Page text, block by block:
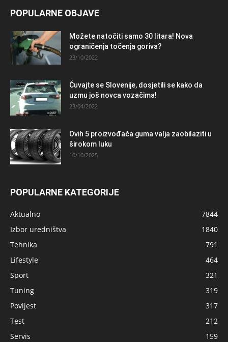
POPULARNE OBJAVE
Možete natočiti samo 30 litara! Nova
ograničenja točenja goriva?
23/10/2022
Čuvajte se Slovenije, dosjetili se kako da
uzmu još novca vozačima!
23/04/2022
Ovih 5 proizvođača guma valja zaobilaziti u
širokom luku
10/10/2025
POPULARNE KATEGORIJE
Aktualno
7844
Izbor uredništva
1840
Tehnika
791
Lifestyle
464
Sport
321
Tuning
319
Povijest
317
Test
212
Servis
159